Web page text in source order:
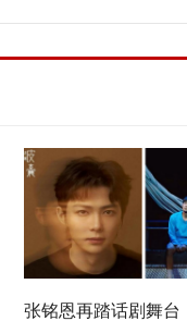
疼！
张铭恩再踏话剧舞台